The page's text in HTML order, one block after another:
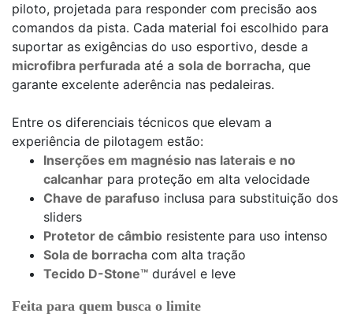
piloto, projetada para responder com precisão aos
comandos da pista. Cada material foi escolhido para
suportar as exigências do uso esportivo, desde a
microfibra perfurada até a sola de borracha, que
garante excelente aderência nas pedaleiras.
Entre os diferenciais técnicos que elevam a
experiência de pilotagem estão:
Inserções em magnésio nas laterais e no
calcanhar para proteção em alta velocidade
Chave de parafuso inclusa para substituição dos
sliders
Protetor de câmbio resistente para uso intenso
Sola de borracha com alta tração
Tecido D-Stone™ durável e leve
Feita para quem busca o limite